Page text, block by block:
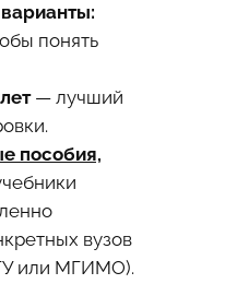
понять
— лучший
пособия,
вузов
или МГИМО).